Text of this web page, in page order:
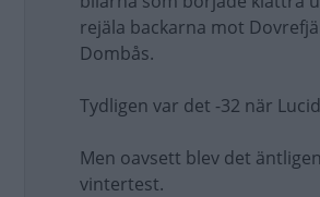
rejäla backarna mot
Dombås.
Tydligen var det -32 när
Men oavsett blev det
vintertest.